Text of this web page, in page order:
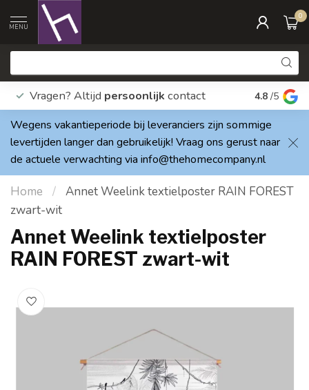
MENU
0
Vragen? Altijd persoonlijk contact Elke dag
4.8 /5
Wegens vakantieperiode bij leveranciers zijn sommige
levertijden langer dan gebruikelijk! Vraag ons gerust naar
de actuele verwachting via info@thehomecompany.nl
Home /
Annet Weelink textielposter RAIN FOREST
zwart-wit
Annet Weelink textielposter
RAIN FOREST zwart-wit